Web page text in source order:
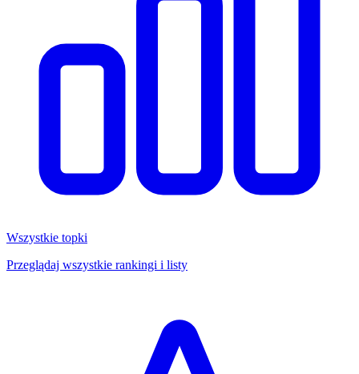
Wszystkie topki
Przeglądaj wszystkie rankingi i listy